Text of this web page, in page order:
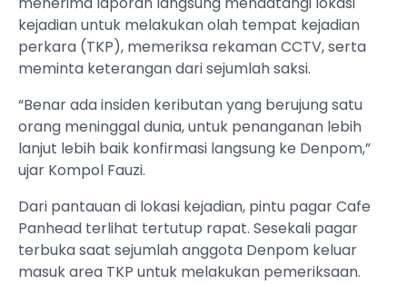
kejadian untuk melakukan olah tempat kejadian
perkara (TKP), memeriksa rekaman CCTV, serta
meminta keterangan dari sejumlah saksi.
“Benar ada insiden keributan yang berujung satu
orang meninggal dunia, untuk penanganan lebih
lanjut lebih baik konfirmasi langsung ke Denpom,”
ujar Kompol Fauzi.
Dari pantauan di lokasi kejadian, pintu pagar Cafe
Panhead terlihat tertutup rapat. Sesekali pagar
terbuka saat sejumlah anggota Denpom keluar
masuk area TKP untuk melakukan pemeriksaan.